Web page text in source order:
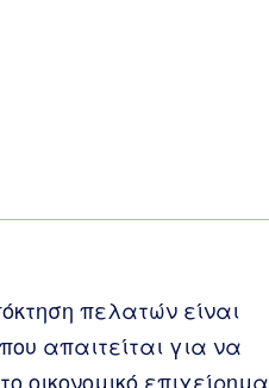
πελατών είναι
απαιτείται για να
οικονομικό επιχείρημα